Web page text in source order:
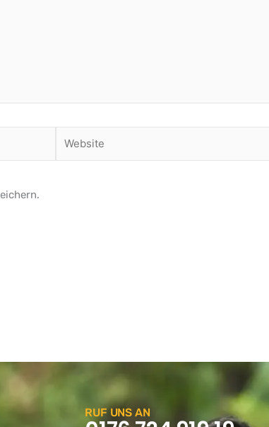
RUF UNS AN